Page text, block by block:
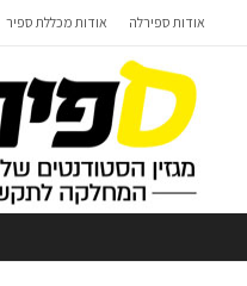
אודות ספירלה אודות מכללת ספיר